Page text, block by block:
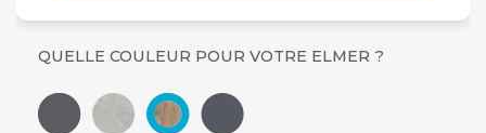
QUELLE COULEUR POUR VOTRE ELMER ?